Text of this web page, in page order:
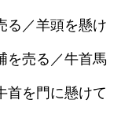
る／羊頭を懸け
を売る／牛首馬
首を門に懸けて